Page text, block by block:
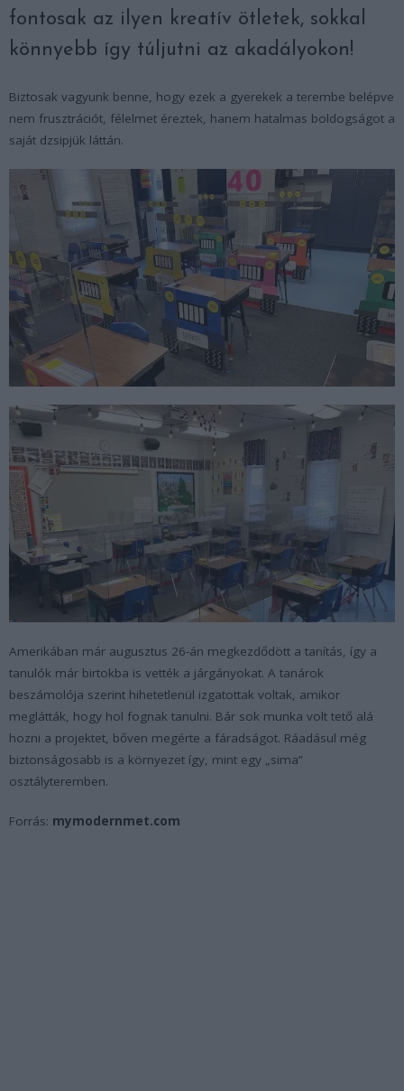
fontosak az ilyen kreatív ötletek, sokkal
könnyebb így túljutni az akadályokon!
Biztosak vagyunk benne, hogy ezek a gyerekek a terembe belépve
nem frusztrációt, félelmet éreztek, hanem hatalmas boldogságot a
saját dzsipjük láttán.
Amerikában már augusztus 26-án megkezdődött a tanítás, így a
tanulók már birtokba is vették a járgányokat. A tanárok
beszámolója szerint hihetetlenül izgatottak voltak, amikor
meglátták, hogy hol fognak tanulni. Bár sok munka volt tető alá
hozni a projektet, bőven megérte a fáradságot. Ráadásul még
biztonságosabb is a környezet így, mint egy „sima”
osztályteremben.
Forrás: mymodernmet.com